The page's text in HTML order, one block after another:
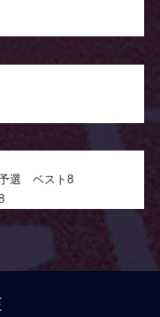
予選 ベスト8